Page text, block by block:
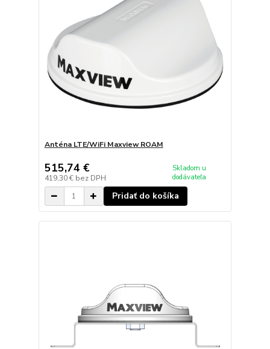
Anténa LTE/WiFi Maxview ROAM
515,74 €
419,30 € bez DPH
Skladom u
dodávateľa
Pridať do košíka